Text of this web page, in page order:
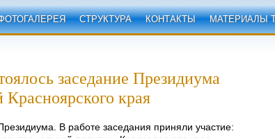
СТРУКТУРА КОНТАКТЫ МАТЕРИАЛЫ
заседание Президиума
края
В работе заседания приняли участие: